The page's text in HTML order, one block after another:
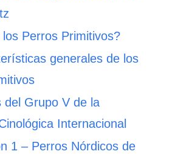
Perros Primitivos?
generales de los
del Grupo V de la
Internacional
1 – Perros Nórdicos de